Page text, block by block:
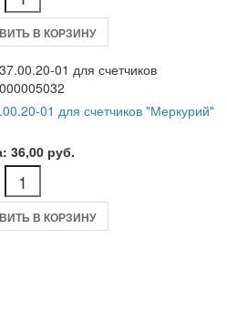
В КОРЗИНУ
01 для счетчиков "Меркурий"
36,00 руб.
В КОРЗИНУ